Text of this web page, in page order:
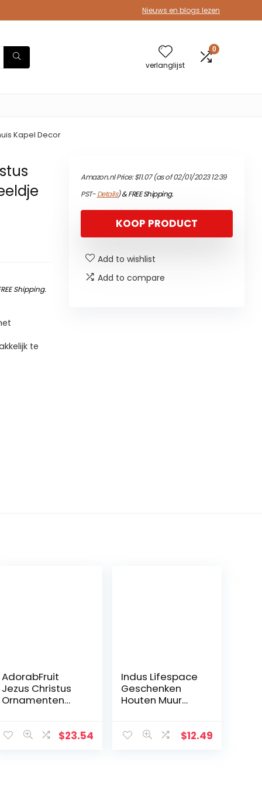
Nieuws en blogs lezen
verlanglijst
0
Kapel Decor
Shipping.
te
Amazon.nl Price:$11.07(as of 02/01/2023 12:39
PST-Details)&FREE Shipping.
KOOP PRODUCT
Add to wishlist
Add to compare
AdorabFruit
Jezus Christus
Ornamenten
Huis
$23.54
Indus Lifespace
Geschenken
Houten Muur
Opknoping met
$12.49